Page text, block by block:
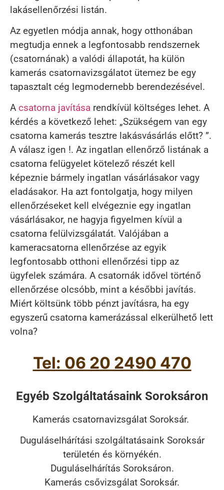
lakásellenőrzési listán.
Az egyetlen módja annak, hogy otthonában
megtudja ennek a legfontosabb rendszernek
(csatornának) a valódi állapotát, ha külön
kamerás csatornavizsgálatot ütemez be egy
tapasztalt cég legmodernebb berendezésével.
A csatorna javítása rendkívül költséges lehet. A
kérdés a következő lehet: „Szükségem van egy
csatorna kamerás tesztre lakásvásárlás előtt? ”.
A válasz igen !. Az ingatlan ellenőrző listának a
csatorna felügyelet kötelező részét kell
képeznie bármely ingatlan vásárlásakor vagy
eladásakor. Ha azt fontolgatja, hogy milyen
ellenőrzéseket kell elvégeznie egy ingatlan
vásárlásakor, ne hagyja figyelmen kívül a
csatorna felülvizsgálatát. Valójában a
kameracsatorna ellenőrzése az egyik
legfontosabb otthoni ellenőrzési tipp az
ügyfelek számára. A csatornák idővel történő
ellenőrzése olcsóbb, mint a későbbi javítás.
Miért költsünk több pénzt javításra, ha egy
egyszerű csatorna kamerázással elkerülhető lett
volna?
Tel: 06 20 2490 470
Egyéb Szolgáltatásaink Soroksáron
Kamerás csatornavizsgálat Soroksár.
Duguláselhárítási szolgáltatásaink Soroksár
területén és környékén.
Duguláselhárítás Soroksáron.
Kamerás csővizsgálat Soroksár.